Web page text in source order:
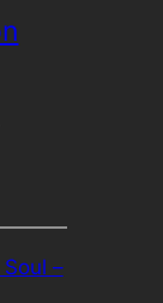
Soul –